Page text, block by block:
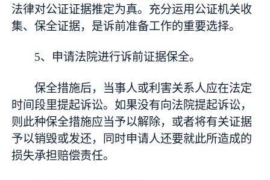
法律对公证证据推定为真。充分运用公证机关收
集、保全证据，是诉前准备工作的重要选择。
5、申请法院进行诉前证据保全。
保全措施后，当事人或利害关系人应在法定
时间段里提起诉讼。如果没有向法院提起诉讼，
则此种保全措施应当予以解除，或者将有关证据
予以销毁或发还，同时申请人还要就此所造成的
损失承担赔偿责任。